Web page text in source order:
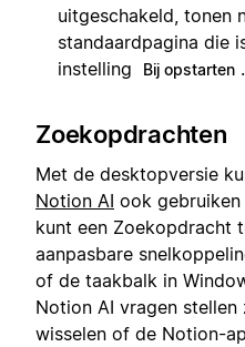
uitgeschakeld, tonen
standaardpagina die
instelling
Bij opstarten .
Zoekopdrachten
Met de desktopversie
Notion AI ook
kunt een Zoekopdracht
aanpasbare
of de taakbalk in
Notion AI vragen
wisselen of de Notion-